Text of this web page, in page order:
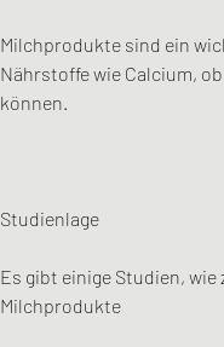
Milchprodukte sind ein
Nährstoffe wie Calcium,
können.
Studienlage
Es gibt einige Studien,
Milchprodukte